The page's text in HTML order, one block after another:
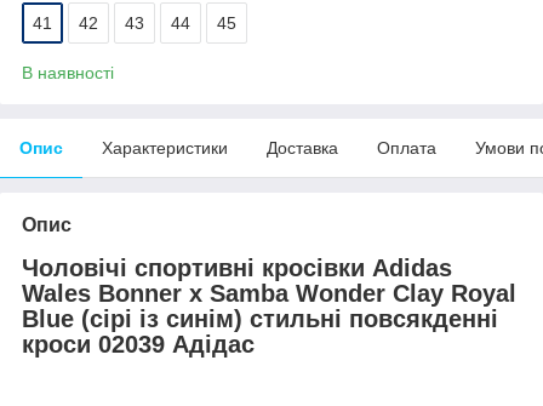
41 42 43 44 45
В наявності
Опис Характеристики Доставка Оплата Умови
Опис
Чоловічі спортивні кросівки Adidas
Wales Bonner x Samba Wonder Clay Royal
Blue (сірі із синім) стильні повсякденні
кроси 02039 Адідас